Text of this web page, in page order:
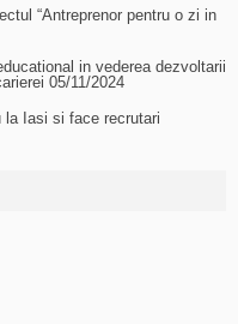
“Antreprenor pentru o zi in
in vederea dezvoltarii
05/11/2024
la Iasi si face recrutari